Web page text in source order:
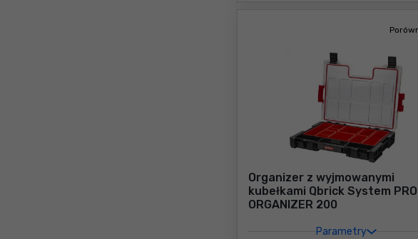
Organizer z wyjmowanymi
kubełkami Qbrick System PRO
ORGANIZER 200
Parametry